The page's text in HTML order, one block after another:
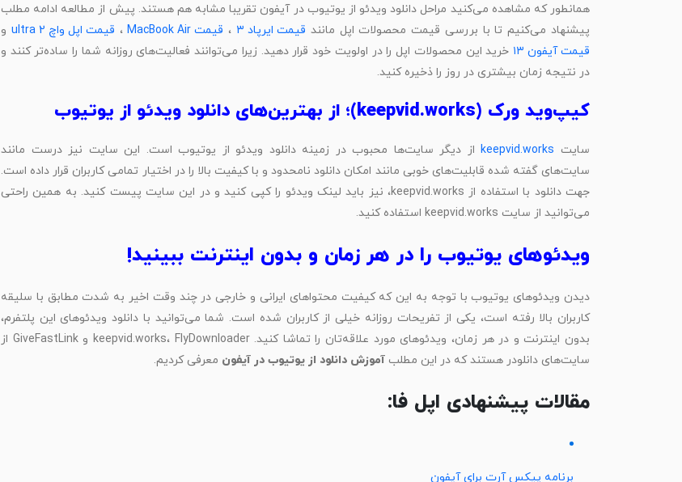
همانطور که مشاهده می‌کنید مراحل دانلود ویدئو از یوتیوب در آیفون تقریبا مشابه هم هستند. پیش از مطالعه ادامه مطلب
پیشنهاد می‌کنیم تا با بررسی قیمت محصولات اپل مانند قیمت ایرپاد ۳ ، قیمت MacBook Air ، قیمت اپل واچ ultra 2
و
قیمت آیفون ۱۳
خرید این محصولات اپل را در اولویت خود قرار دهید. زیرا می‌توانند فعالیت‌های روزانه شما را ساده‌تر کنند و
در نتیجه زمان بیشتری در روز را ذخیره کنید.
کیپ‌وید ورک (keepvid.works)؛ از بهترین‌های دانلود ویدئو از یوتیوب
سایت keepvid.worksاز دیگر سایت‌ها محبوب در زمینه دانلود ویدئو از یوتیوب است. این سایت نیز درست مانند
سایت‌های گفته شده قابلیت‌های خوبی مانند امکان دانلود نامحدود و با کیفیت بالا را در اختیار تمامی کاربران قرار داده است.
جهت دانلود با استفاده از keepvid.works، نیز باید لینک ویدئو را کپی کنید و در این سایت پیست کنید. به همین راحتی
می‌توانید از سایت keepvid.works استفاده کنید.
ویدئوهای یوتیوب را در هر زمان و بدون اینترنت ببینید!
دیدن ویدئوهای یوتیوب با توجه به این که کیفیت محتواهای ایرانی و خارجی در چند وقت اخیر به شدت مطابق با سلیقه
کاربران بالا رفته است، یکی از تفریحات روزانه خیلی از کاربران شده است. شما می‌توانید با دانلود ویدئوهای این پلتفرم،
بدون اینترنت و در هر زمان، ویدئوهای مورد علاقه‌تان را تماشا کنید. keepvid.works، FlyDownloader و GiveFastLink از
سایت‌های دانلودر هستند که در این مطلب آموزش دانلود از یوتیوب در آیفون معرفی کردیم.
مقالات پیشنهادی اپل فا:
برنامه پیکس آرت برای آیفون